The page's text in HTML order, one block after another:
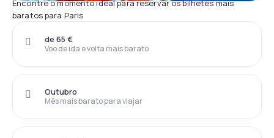
Encontre o momento ideal para reservar os bilhetes mais
baratos para Paris
Voo de ida e volta mais barato
de 65 €
Mês mais barato para viajar
Outubro